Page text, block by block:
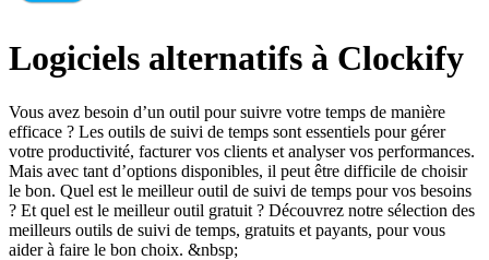
Logiciels alternatifs à Clockify
Vous avez besoin d’un outil pour suivre votre temps de manière
efficace ? Les outils de suivi de temps sont essentiels pour gérer
votre productivité, facturer vos clients et analyser vos performances.
Mais avec tant d’options disponibles, il peut être difficile de choisir
le bon. Quel est le meilleur outil de suivi de temps pour vos besoins
? Et quel est le meilleur outil gratuit ? Découvrez notre sélection des
meilleurs outils de suivi de temps, gratuits et payants, pour vous
aider à faire le bon choix. &nbsp;